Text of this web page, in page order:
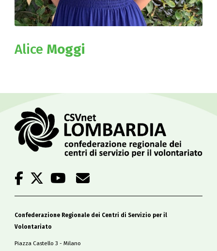
Alice Moggi
Confederazione Regionale dei Centri di Servizio per il
Volontariato
Piazza Castello 3 - Milano